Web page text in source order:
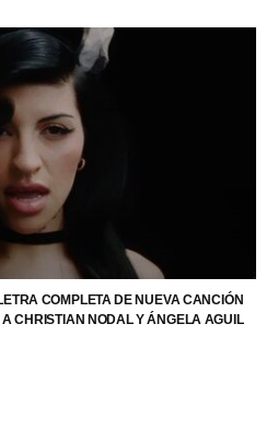
COMPLETA DE NUEVA CANCIÓN
CHRISTIAN NODAL Y ÁNGELA AGUIL